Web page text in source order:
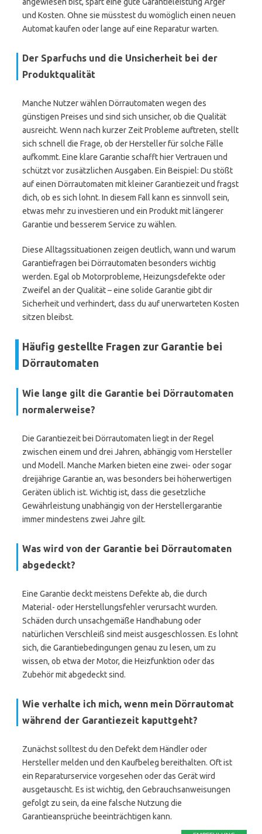
und Kosten. Ohne sie müsstest du womöglich einen neuen
Automat kaufen oder lange auf eine Reparatur warten.
Der Sparfuchs und die Unsicherheit bei der
Produktqualität
Manche Nutzer wählen Dörrautomaten wegen des
günstigen Preises und sind sich unsicher, ob die Qualität
ausreicht. Wenn nach kurzer Zeit Probleme auftreten, stellt
sich schnell die Frage, ob der Hersteller für solche Fälle
aufkommt. Eine klare Garantie schafft hier Vertrauen und
schützt vor zusätzlichen Ausgaben. Ein Beispiel: Du stößt
auf einen Dörrautomaten mit kleiner Garantiezeit und fragst
dich, ob es sich lohnt. In diesem Fall kann es sinnvoll sein,
etwas mehr zu investieren und ein Produkt mit längerer
Garantie und besserem Service zu wählen.
Diese Alltagssituationen zeigen deutlich, wann und warum
Garantiefragen bei Dörrautomaten besonders wichtig
werden. Egal ob Motorprobleme, Heizungsdefekte oder
Zweifel an der Qualität – eine solide Garantie gibt dir
Sicherheit und verhindert, dass du auf unerwarteten Kosten
sitzen bleibst.
Häufig gestellte Fragen zur Garantie bei
Dörrautomaten
Wie lange gilt die Garantie bei Dörrautomaten
normalerweise?
Die Garantiezeit bei Dörrautomaten liegt in der Regel
zwischen einem und drei Jahren, abhängig vom Hersteller
und Modell. Manche Marken bieten eine zwei- oder sogar
dreijährige Garantie an, was besonders bei höherwertigen
Geräten üblich ist. Wichtig ist, dass die gesetzliche
Gewährleistung unabhängig von der Herstellergarantie
immer mindestens zwei Jahre gilt.
Was wird von der Garantie bei Dörrautomaten
abgedeckt?
Eine Garantie deckt meistens Defekte ab, die durch
Material- oder Herstellungsfehler verursacht wurden.
Schäden durch unsachgemäße Handhabung oder
natürlichen Verschleiß sind meist ausgeschlossen. Es lohnt
sich, die Garantiebedingungen genau zu lesen, um zu
wissen, ob etwa der Motor, die Heizfunktion oder das
Zubehör mit abgedeckt sind.
Wie verhalte ich mich, wenn mein Dörrautomat
während der Garantiezeit kaputtgeht?
Zunächst solltest du den Defekt dem Händler oder
Hersteller melden und den Kaufbeleg bereithalten. Oft ist
ein Reparaturservice vorgesehen oder das Gerät wird
ausgetauscht. Es ist wichtig, den Gebrauchsanweisungen
gefolgt zu sein, da eine falsche Nutzung die
Garantieansprüche beeinträchtigen kann.